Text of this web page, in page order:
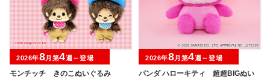
モンチッチ きのこぬいぐるみ
2026年8月第4週～登場
パンダ ハローキティ 超超BIGぬい
2026年8月第4週～登場